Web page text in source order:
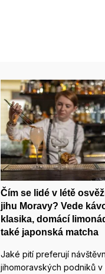
Čím se lidé v létě
jihu Moravy? Vede
klasika, domácí
také japonská matcha
Jaké pití preferují
jihomoravských podniků v